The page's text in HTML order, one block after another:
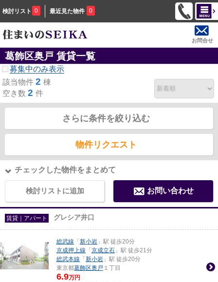
検討リスト 0 最近見た物件 0
お問合せ
葛飾区奥戸 賃貸一覧
募集中のみ表示
該当物件 2 棟
空き数 2 件
さらに条件を絞り込む
物件リクエスト
チェックした物件をまとめて
検討リストに追加 お問い合わせ
賃貸｜アパート グレシア井口
総武線 「 新小岩 」駅 徒歩20分
京成押上線 「 京成立石 」駅 徒歩21分
総武本線 「 新小岩 」駅 徒歩20分
東京都葛飾区奥戸 １丁目
6.9万円